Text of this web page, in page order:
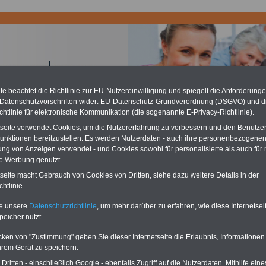
für Beamte auch im Ruhestand (zu geringe Alimentation)
hat die Berliner Landesbesoldung für verfassungs-
(Berlin muss bisMärz 2027 eine Neuregelung der Besoldung
Auch beim Bund (Beamte & Ruhestandsbeamte) gibt es teilweise
(Medienberichten zufolge liegt diese füralle (!) Beamte
mind. 3.000 und 13.000 Euro
, Der INFO-SERVICE gibt hierzu eine
heraus, die unmittelbar nach dem Beschluss des Gesetzentwurfs der
vorgelegt wird (im II. Quartal.2026) >>>
zur (Vor)Bestellung
.
für den öffentlichen Dienst
PDF-SERVICE: zehn eBooks zu den
beachtet die Richtlinie zur EU-Nutzereinwilligung und spiegelt die
wider: EU-Datenschutz-Grundverordnung (DSGVO) und
für elektronische Kommunikation (die sogenannte E-Privacy-Richtlinie).
verwendet Cookies, um die Nutzererfahrung zu verbessern und den
bereitzustellen. Es werden Nutzerdaten - auch ihre
von Anzeigen verwendet - und Cookies sowohl für personalisierte als auch für
Werbung genutzt.
macht Gebrauch von Cookies von Dritten, siehe dazu weitere Details in der
unsere Datenschutzrichtlinie, um mehr darüber zu erfahren, wie diese
nutzt.
von "Zustimmung" geben Sie dieser Internetseite die Erlaubnis,
Gerät zu speichern.
- einschließlich Google - ebenfalls Zugriff auf die Nutzerdaten. Mithilfe